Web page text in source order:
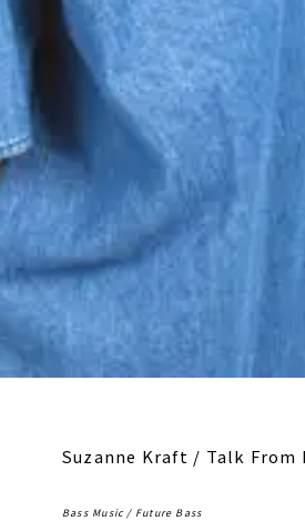
Suzanne Kraft / Talk From
Bass Music / Future Bass